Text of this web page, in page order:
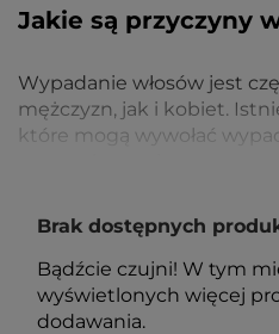
Jakie są przyczyny
Wypadanie włosów jest
mężczyzn, jak i kobiet.
które mogą wywołać
schorzenia, takie jak
również powodować
włosów.
Nie każdy może
Brak dostępnych
Bądźcie czujni! W tym
wyświetlonych więcej
dodawania.